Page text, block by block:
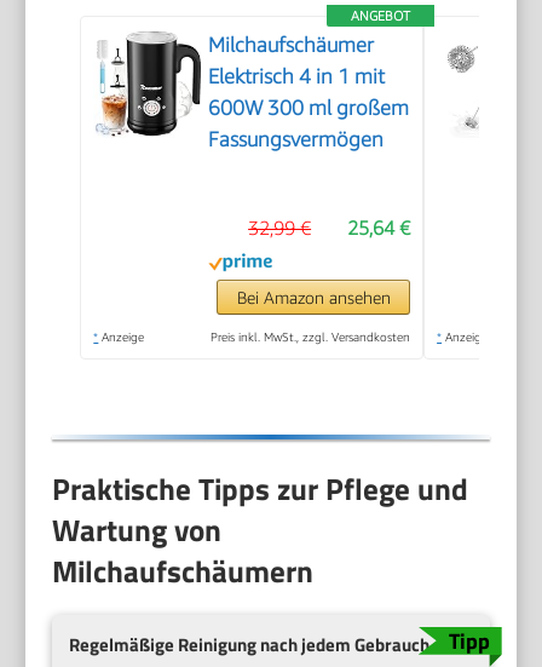
ANGEBOT
Milchaufschäumer
Elektrisch 4 in 1 mit
600W 300 ml großem
Fassungsvermögen
25,64 €
32,99 €
Bei Amazon ansehen
* Anzeige Preis inkl. MwSt., zzgl. Versandkosten * Anzeige
Praktische Tipps zur Pflege und
Wartung von
Milchaufschäumern
Regelmäßige Reinigung nach jedem Gebrauch